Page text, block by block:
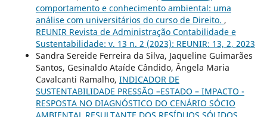
comportamento e conhecimento ambiental: uma
análise com universitários do curso de Direito. ,
REUNIR Revista de Administração Contabilidade e
Sustentabilidade: v. 13 n. 2 (2023): REUNIR: 13, 2, 2023
Sandra Sereide Ferreira da Silva, Jaqueline Guimarães
Santos, Gesinaldo Ataíde Cândido, Ângela Maria
Cavalcanti Ramalho, INDICADOR DE
SUSTENTABILIDADE PRESSÃO –ESTADO – IMPACTO -
RESPOSTA NO DIAGNÓSTICO DO CENÁRIO SÓCIO